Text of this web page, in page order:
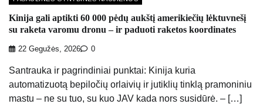
Kinija gali aptikti 60 000 pėdų aukštį amerikiečių lėktuvnešį
su raketa varomu dronu – ir paduoti raketos koordinates
22 Gegužės, 2026 0
Santrauka ir pagrindiniai punktai: Kinija kuria
automatizuotą bepiločių orlaivių ir jutiklių tinklą pramoniniu
mastu – ne su tuo, su kuo JAV kada nors susidūrė. – […]